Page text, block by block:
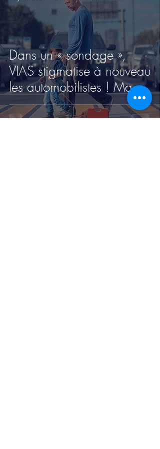
Dans un « sondage »,
VIAS stigmatise à nouveau
les automobilistes ! Mauto
Défense réagit.